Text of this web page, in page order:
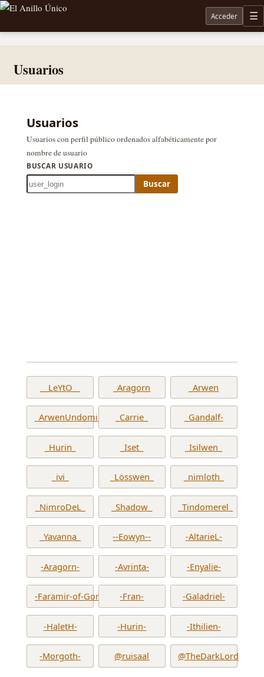
Noticias sobre Tolkien: El Señor de los Anillos, Los Anillos de Poder, La Caza de Gollum, la
Acceder
Usuarios
Usuarios
Usuarios con perfil público ordenados alfabéticamente por
nombre de usuario
BUSCAR USUARIO
Buscar
__LeYtO__ _Aragorn _Arwen
_ArwenUndomiel_ _Carrie_ _Gandalf-
_Hurin_ _Iset_ _Isilwen_
_ivi_ _Losswen_ _nimloth_
_NimroDeL_ _Shadow_ _Tindomerel_
_Yavanna_ --Eowyn-- -AltarieL-
-Aragorn- -Avrinta- -Enyalie-
-Faramir-of-Gondor- -Fran- -Galadriel-
-HaletH- -Hurin- -Ithilien-
-Morgoth- @ruisaal @TheDarkLord